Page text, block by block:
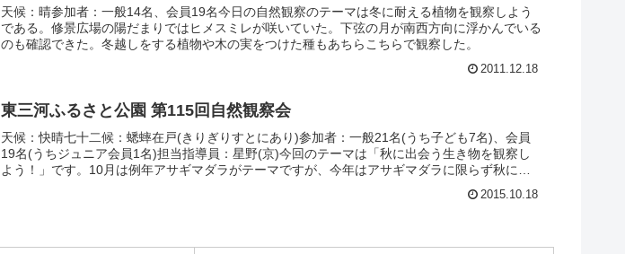
天候：晴参加者：一般14名、会員19名今日の自然観察のテーマは冬に耐える植物を観察しよう
である。修景広場の陽だまりではヒメスミレが咲いていた。下弦の月が南西方向に浮かんでいる
のも確認できた。冬越しをする植物や木の実をつけた種もあちらこちらで観察した。
2011.12.18
東三河ふるさと公園 第115回自然観察会
天候：快晴七十二候：蟋蟀在戸(きりぎりすとにあり)参加者：一般21名(うち子ども7名)、会員
19名(うちジュニア会員1名)担当指導員：星野(京)今回のテーマは「秋に出会う生き物を観察し
よう！」です。10月は例年アサギマダラがテーマですが、今年はアサギマダラに限らず秋に見
2015.10.18